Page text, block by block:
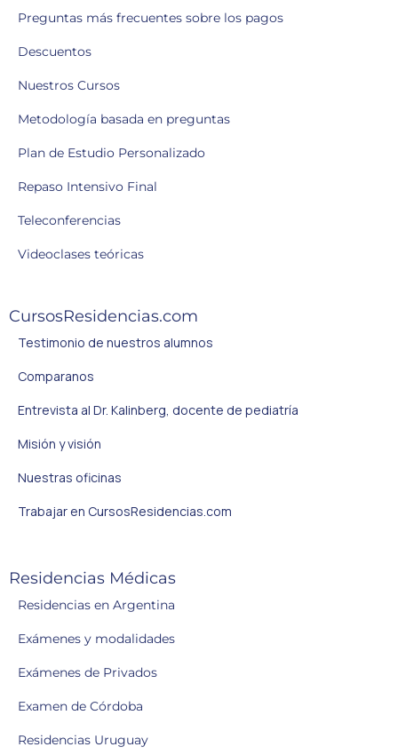
Preguntas más frecuentes sobre los pagos
Descuentos
Nuestros Cursos
Metodología basada en preguntas
Plan de Estudio Personalizado
Repaso Intensivo Final
Teleconferencias
Videoclases teóricas
CursosResidencias.com
Testimonio de nuestros alumnos
Comparanos
Entrevista al Dr. Kalinberg, docente de pediatría
Misión y visión
Nuestras oficinas
Trabajar en CursosResidencias.com
Residencias Médicas
Residencias en Argentina
Exámenes y modalidades
Exámenes de Privados
Examen de Córdoba
Residencias Uruguay